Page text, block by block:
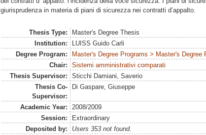
giurisprudenza in materia di piani di sicurezza nei contratti d’appalto.
Thesis Type:
Master's Degree Thesis
Institution:
LUISS Guido Carli
Degree Program:
Master's Degree Programs > Master's
Chair:
Sistemi amministrativi comparati
Thesis Supervisor:
Sticchi Damiani, Saverio
Thesis Co-
Supervisor:
Di Gaspare, Giuseppe
Academic Year:
2008/2009
Session:
Extraordinary
Deposited by:
Users 353 not found.